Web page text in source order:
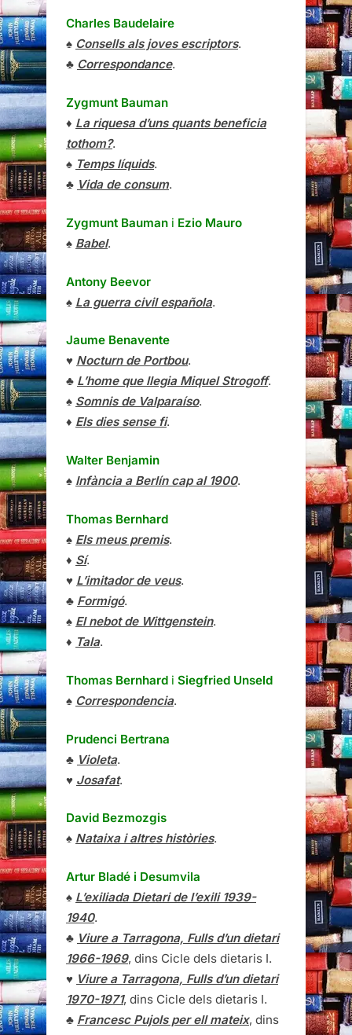
Charles Baudelaire
♠ Consells als joves escriptors.
♣ Correspondance.
Zygmunt Bauman
♦ La riquesa d’uns quants beneficia
tothom?.
♠ Temps líquids.
♣ Vida de consum.
Zygmunt Bauman i Ezio Mauro
♠ Babel.
Antony Beevor
♠ La guerra civil española.
Jaume Benavente
♥ Nocturn de Portbou.
♣ L’home que llegia Miquel Strogoff.
♠ Somnis de Valparaíso.
♦ Els dies sense fi.
Walter Benjamin
♠ Infància a Berlín cap al 1900.
Thomas Bernhard
♠ Els meus premis.
♦ Sí.
♥ L’imitador de veus.
♣ Formigó.
♠ El nebot de Wittgenstein.
♦ Tala.
Thomas Bernhard i Siegfried Unseld
♠ Correspondencia.
Prudenci Bertrana
♣ Violeta.
♥ Josafat.
David Bezmozgis
♠ Nataixa i altres històries.
Artur Bladé i Desumvila
♠ L’exiliada Dietari de l’exili 1939-
1940.
♣ Viure a Tarragona, Fulls d’un dietari
1966-1969, dins Cicle dels dietaris I.
♥ Viure a Tarragona, Fulls d’un dietari
1970-1971, dins Cicle dels dietaris I.
♣ Francesc Pujols per ell mateix, dins